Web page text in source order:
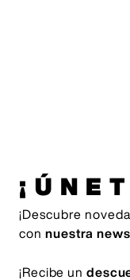
¡Descubre
con nuestra
¡Recibe un